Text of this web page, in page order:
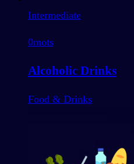
Intermediate
0mots
Alcoholic Drinks
Food & Drinks